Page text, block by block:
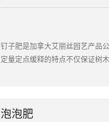
钉子肥是加拿大艾丽丝园艺产品
定量定点缓释的特点不仅保证树
泡泡肥